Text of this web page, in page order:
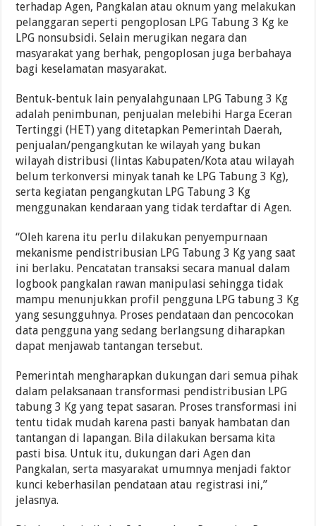
terhadap Agen, Pangkalan atau oknum yang melakukan
pelanggaran seperti pengoplosan LPG Tabung 3 Kg ke
LPG nonsubsidi. Selain merugikan negara dan
masyarakat yang berhak, pengoplosan juga berbahaya
bagi keselamatan masyarakat.
Bentuk-bentuk lain penyalahgunaan LPG Tabung 3 Kg
adalah penimbunan, penjualan melebihi Harga Eceran
Tertinggi (HET) yang ditetapkan Pemerintah Daerah,
penjualan/pengangkutan ke wilayah yang bukan
wilayah distribusi (lintas Kabupaten/Kota atau wilayah
belum terkonversi minyak tanah ke LPG Tabung 3 Kg),
serta kegiatan pengangkutan LPG Tabung 3 Kg
menggunakan kendaraan yang tidak terdaftar di Agen.
“Oleh karena itu perlu dilakukan penyempurnaan
mekanisme pendistribusian LPG Tabung 3 Kg yang saat
ini berlaku. Pencatatan transaksi secara manual dalam
logbook pangkalan rawan manipulasi sehingga tidak
mampu menunjukkan profil pengguna LPG tabung 3 Kg
yang sesungguhnya. Proses pendataan dan pencocokan
data pengguna yang sedang berlangsung diharapkan
dapat menjawab tantangan tersebut.
Pemerintah mengharapkan dukungan dari semua pihak
dalam pelaksanaan transformasi pendistribusian LPG
tabung 3 Kg yang tepat sasaran. Proses transformasi ini
tentu tidak mudah karena pasti banyak hambatan dan
tantangan di lapangan. Bila dilakukan bersama kita
pasti bisa. Untuk itu, dukungan dari Agen dan
Pangkalan, serta masyarakat umumnya menjadi faktor
kunci keberhasilan pendataan atau registrasi ini,”
jelasnya.